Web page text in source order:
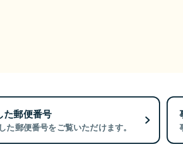
た郵便番号
た郵便番号をご覧いただけます。